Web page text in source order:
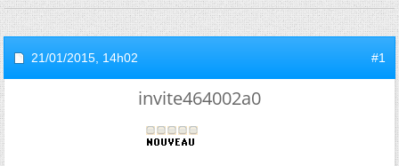
21/01/2015, 14h02 #1
invite464002a0